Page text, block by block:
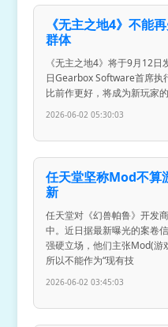
《无主之地4》不能
群体
《无主之地4》将于9月12
日Gearbox Software首席执
比前作更好，将成为新玩家
2026-06-02 05:30:03
任天堂坚称Mod不算
新
任天堂对《幻兽帕鲁》开发
中。近日据最新曝光的案卷
强硬立场，他们主张Mod(游
所以不能作为“现有技
2026-06-02 03:45:03